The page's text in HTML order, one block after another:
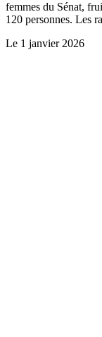
femmes du Sénat,
120 personnes. Les
Le 1 janvier 2026